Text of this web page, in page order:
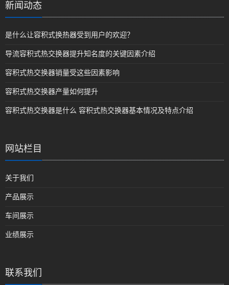
新闻动态
是什么让容积式换热器受到用户的欢迎？
导流容积式热交换器提升知名度的关键因素介绍
容积式热交换器销量受这些因素影响
容积式热交换器产量如何提升
容积式热交换器是什么 容积式热交换器基本情况及特点介绍
网站栏目
关于我们
产品展示
车间展示
业绩展示
联系我们